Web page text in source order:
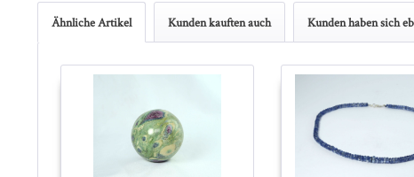
Ähnliche Artikel Kunden kauften auch Kunden haben sich